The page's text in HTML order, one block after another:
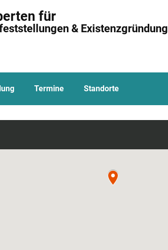
für
& Existenzgründung
Termine Standorte